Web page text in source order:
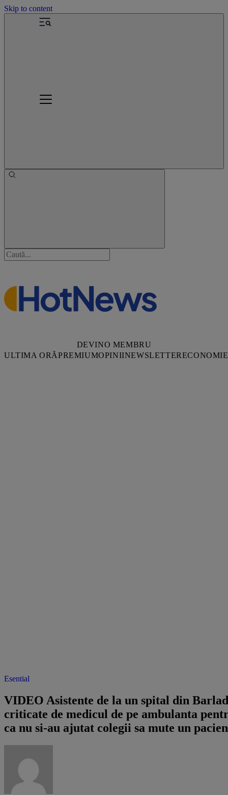
Skip to content
DEVINO MEMBRU
ULTIMA ORĂPREMIUMOPINIINEWSLETTERECONOMIE
Esential
VIDEO Asistente de la un spital din
criticate de medicul de pe ambulanta
ca nu si-au ajutat colegii sa mute un